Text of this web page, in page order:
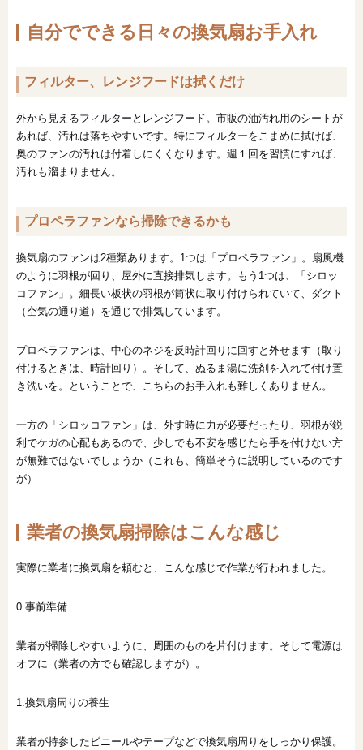
自分でできる日々の換気扇お手入れ
フィルター、レンジフードは拭くだけ
外から見えるフィルターとレンジフード。市販の油汚れ用のシートが
あれば、汚れは落ちやすいです。特にフィルターをこまめに拭けば、
奥のファンの汚れは付着しにくくなります。週１回を習慣にすれば、
汚れも溜まりません。
プロペラファンなら掃除できるかも
換気扇のファンは2種類あります。1つは「プロペラファン」。扇風機
のように羽根が回り、屋外に直接排気します。もう1つは、「シロッ
コファン」。細長い板状の羽根が筒状に取り付けられていて、ダクト
（空気の通り道）を通じで排気しています。
プロペラファンは、中心のネジを反時計回りに回すと外せます（取り
付けるときは、時計回り）。そして、ぬるま湯に洗剤を入れて付け置
き洗いを。ということで、こちらのお手入れも難しくありません。
一方の「シロッコファン」は、外す時に力が必要だったり、羽根が鋭
利でケガの心配もあるので、少しでも不安を感じたら手を付けない方
が無難ではないでしょうか（これも、簡単そうに説明しているのです
が）
業者の換気扇掃除はこんな感じ
実際に業者に換気扇を頼むと、こんな感じで作業が行われました。
0.事前準備
業者が掃除しやすいように、周囲のものを片付けます。そして電源は
オフに（業者の方でも確認しますが）。
1.換気扇周りの養生
業者が持参したビニールやテープなどで換気扇周りをしっかり保護。